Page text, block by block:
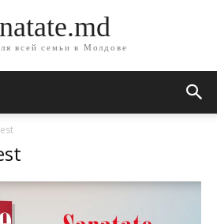
всей семьи в Молдове